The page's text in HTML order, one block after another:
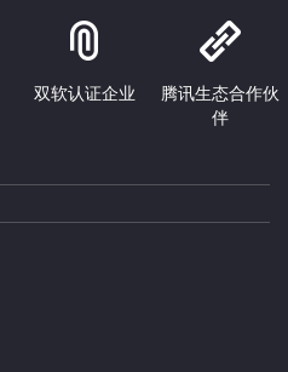
双软认证企业
腾讯生态合作伙
伴